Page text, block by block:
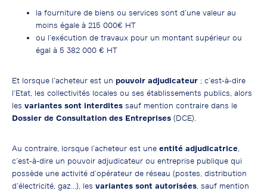
la fourniture de biens ou services sont d’une valeur au
moins égale à 215 000€ HT
ou l’exécution de travaux pour un montant supérieur ou
égal à 5 382 000 € HT
Et lorsque l’acheteur est un pouvoir adjudicateur ; c’est-à-dire
l’Etat, les collectivités locales ou ses établissements publics, alors
les variantes sont interdites sauf mention contraire dans le
Dossier de Consultation des Entreprises (DCE).
Au contraire, lorsque l’acheteur est une entité adjudicatrice,
c’est-à-dire un pouvoir adjudicateur ou entreprise publique qui
possède une activité d’opérateur de réseau (postes, distribution
d’électricité, gaz…), les variantes sont autorisées, sauf mention